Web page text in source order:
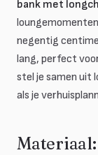
bank met
negentig
lang, perfect
stel je samen uit
als je